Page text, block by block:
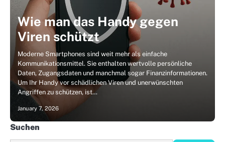
Wie man das Handy gegen
Viren schützt
Moderne Smartphones sind weit mehr als einfache
Kommunikationsmittel. Sie enthalten wertvolle persönliche
Daten, Zugangsdaten und manchmal sogar Finanzinformationen.
Um Ihr Handy vor schädlichen Viren und unerwünschten
Angriffen zu schützen, ist…
January 7, 2026
Suchen